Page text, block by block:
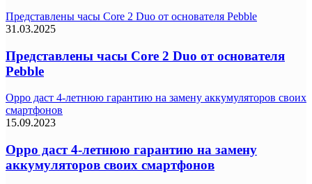
Представлены часы Core 2 Duo от основателя Pebble
31.03.2025
Представлены часы Core 2 Duo от основателя
Pebble
Oppo даст 4-летнюю гарантию на замену аккумуляторов своих
смартфонов
15.09.2023
Oppo даст 4-летнюю гарантию на замену
аккумуляторов своих смартфонов